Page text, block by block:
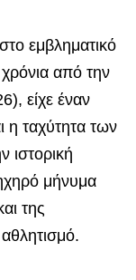
εμβληματικό
από την
είχε έναν
η ταχύτητα των
ιστορική
μήνυμα
της